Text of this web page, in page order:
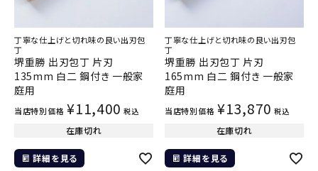
丁寧な仕上げと切れ味の良い出刃包
丁
堺重勝 出刃包丁 片刃
135mm 白二 鋼付き 一般家
庭用
当店特別価格 ¥11,400 税込
在庫切れ
詳細を見る
丁寧な仕上げと切れ味の良い出刃包
丁
堺重勝 出刃包丁 片刃
165mm 白二 鋼付き 一般家
庭用
当店特別価格 ¥13,870 税込
在庫切れ
詳細を見る